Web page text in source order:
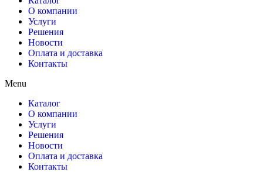
О компании
Услуги
Решения
Новости
Оплата и доставка
Контакты
Menu
Каталог
О компании
Услуги
Решения
Новости
Оплата и доставка
Контакты